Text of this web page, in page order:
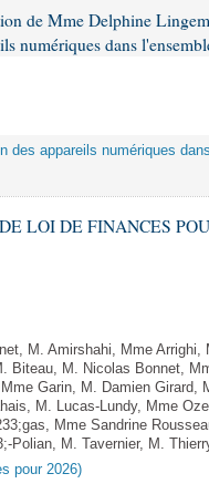
de Mme Delphine
numériques dans
des appareils numériques
LOI DE FINANCES
M. Amirshahi, Mme
Biteau, M. Nicolas Bonnet,
Garin, M. Damien Girard,
M. Lucas-Lundy, Mme
Mme Sandrine
Polian, M. Tavernier, M.
pour 2026)